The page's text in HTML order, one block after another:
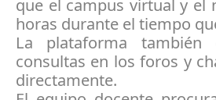
que el campus virtual y el
horas durante el tiempo
La plataforma
consultas en los foros y
directamente.